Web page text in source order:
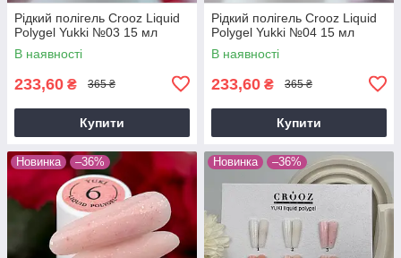
Рідкий полігель Crooz Liquid
Polygel Yukki №03 15 мл
В наявності
233,60 ₴ 365 ₴
Купити
Рідкий полігель Crooz Liquid
Polygel Yukki №04 15 мл
В наявності
233,60 ₴ 365 ₴
Купити
Новинка –36% Новинка –36%